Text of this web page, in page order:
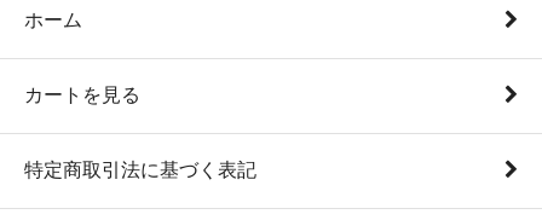
ホーム
カートを見る
特定商取引法に基づく表記